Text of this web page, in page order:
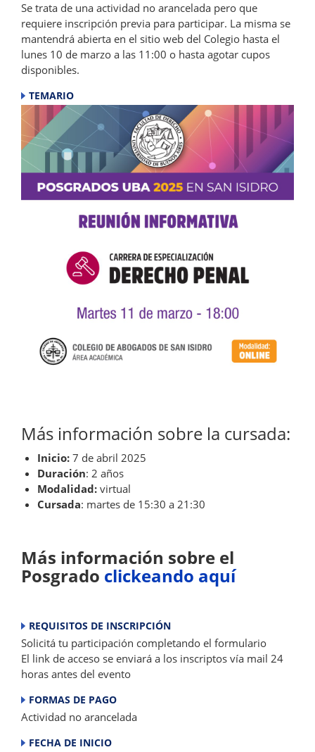
Se trata de una actividad no arancelada pero que
requiere inscripción previa para participar. La misma se
mantendrá abierta en el sitio web del Colegio hasta el
lunes 10 de marzo a las 11:00 o hasta agotar cupos
disponibles.
TEMARIO
Más información sobre la cursada:
Inicio:7 de abril 2025
Duración: 2 años
Modalidad:virtual
Cursada: martes de 15:30 a 21:30
Más información sobre el
Posgrado clickeando aquí
REQUISITOS DE INSCRIPCIÓN
Solicitá tu participación completando el formulario
El link de acceso se enviará a los inscriptos vía mail 24
horas antes del evento
FORMAS DE PAGO
Actividad no arancelada
FECHA DE INICIO